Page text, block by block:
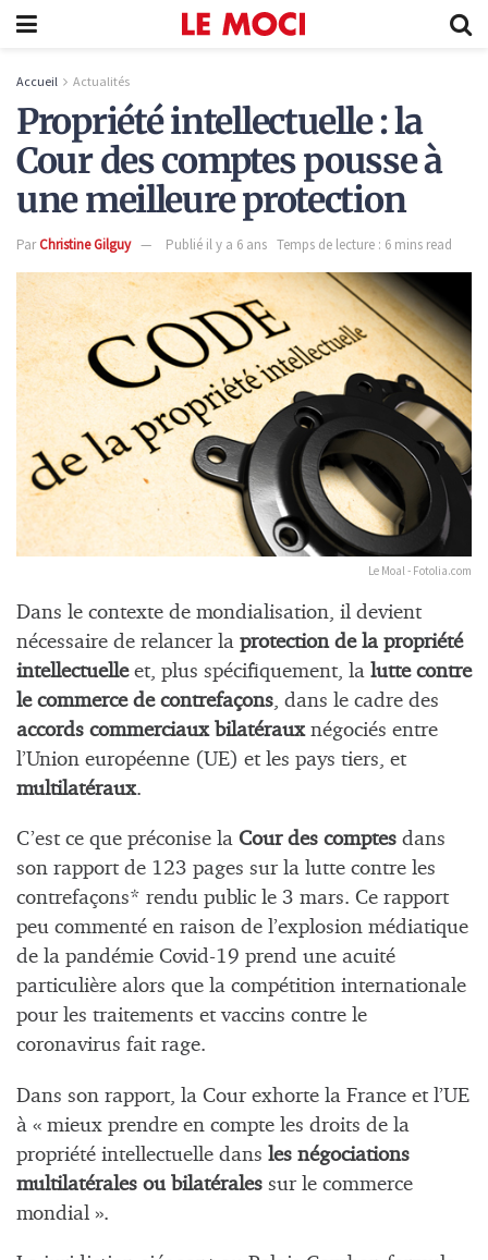
Accueil Actualités
Propriété intellectuelle : la
Cour des comptes pousse à
une meilleure protection
ParChristine Gilguy Publié il y a 6 ans Temps de lecture : 6 mins read
Le Moal - Fotolia.com
Dans le contexte de mondialisation, il devient
nécessaire de relancer la protection de la propriété
intellectuelleet, plus spécifiquement, la lutte contre
le commerce de contrefaçons, dans le cadre des
accords commerciaux bilatéraux négociés entre
l’Union européenne (UE) et les pays tiers, et
multilatéraux.
C’est ce que préconise la Cour des comptes dans
son rapport de 123 pages sur la lutte contre les
contrefaçons* rendu public le 3 mars. Ce rapport
peu commenté en raison de l’explosion médiatique
de la pandémie Covid-19 prend une acuité
particulière alors que la compétition internationale
pour les traitements et vaccins contre le
coronavirus fait rage.
Dans son rapport, la Cour exhorte la France et l’UE
à « mieux prendre en compte les droits de la
propriété intellectuelle dans les négociations
multilatérales ou bilatérales sur le commerce
mondial ».